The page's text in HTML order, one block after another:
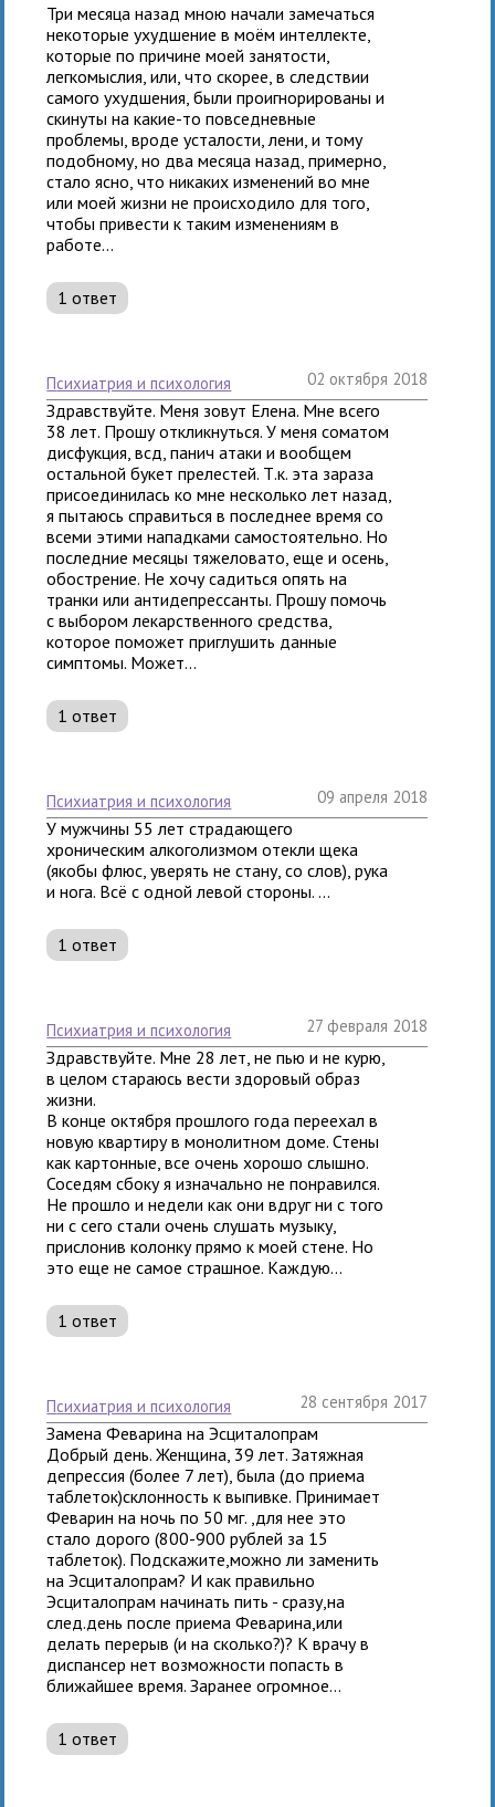
Три месяца назад мною начали замечаться
некоторые ухудшение в моём интеллекте,
которые по причине моей занятости,
легкомыслия, или, что скорее, в следствии
самого ухудшения, были проигнорированы и
скинуты на какие-то повседневные
проблемы, вроде усталости, лени, и тому
подобному, но два месяца назад, примерно,
стало ясно, что никаких изменений во мне
или моей жизни не происходило для того,
чтобы привести к таким изменениям в
работе...
1 ответ
психиатрия и психология 02 октября 2018
Здравствуйте. Меня зовут Елена. Мне всего
38 лет. Прошу откликнуться. У меня соматом
дисфукция, всд, панич атаки и вообщем
остальной букет прелестей. Т.к. эта зараза
присоединилась ко мне несколько лет назад,
я пытаюсь справиться в последнее время со
всеми этими нападками самостоятельно. Но
последние месяцы тяжеловато, еще и осень,
обострение. Не хочу садиться опять на
транки или антидепрессанты. Прошу помочь
с выбором лекарственного средства,
которое поможет приглушить данные
симптомы. Может...
1 ответ
психиатрия и психология 09 апреля 2018
У мужчины 55 лет страдающего
хроническим алкоголизмом отекли щека
(якобы флюс, уверять не стану, со слов), рука
и нога. Всё с одной левой стороны. ...
1 ответ
психиатрия и психология 27 февраля 2018
Здравствуйте. Мне 28 лет, не пью и не курю,
в целом стараюсь вести здоровый образ
жизни.
В конце октября прошлого года переехал в
новую квартиру в монолитном доме. Стены
как картонные, все очень хорошо слышно.
Соседям сбоку я изначально не понравился.
Не прошло и недели как они вдруг ни с того
ни с сего стали очень слушать музыку,
прислонив колонку прямо к моей стене. Но
это еще не самое страшное. Каждую...
1 ответ
психиатрия и психология 28 сентября 2017
Замена Феварина на Эсциталопрам
Добрый день. Женщина, 39 лет. Затяжная
депрессия (более 7 лет), была (до приема
таблеток)склонность к выпивке. Принимает
Феварин на ночь по 50 мг. ,для нее это
стало дорого (800-900 рублей за 15
таблеток). Подскажите,можно ли заменить
на Эсциталопрам? И как правильно
Эсциталопрам начинать пить - сразу,на
след.день после приема Феварина,или
делать перерыв (и на сколько?)? К врачу в
диспансер нет возможности попасть в
ближайшее время. Заранее огромное...
1 ответ